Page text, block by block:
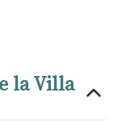
la Villa